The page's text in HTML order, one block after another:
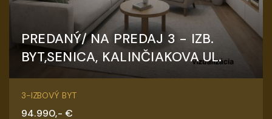
PREDANÝ/ NA PREDAJ 3 - IZB.
BYT,SENICA, KALINČIAKOVA UL.
Palárikova, Senica
3-IZBOVÝ BYT
94.990,- €